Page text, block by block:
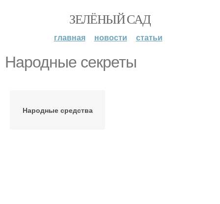
ЗЕЛЁНЫЙ САД
главная новости статьи
Народные секреты
Народные средства